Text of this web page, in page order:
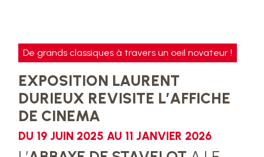
De grands classiques à travers un oeil novateur !
EXPOSITION LAURENT
DURIEUX REVISITE L’AFFICHE
DE CINEMA
DU 19 JUIN 2025 AU 11 JANVIER 2026